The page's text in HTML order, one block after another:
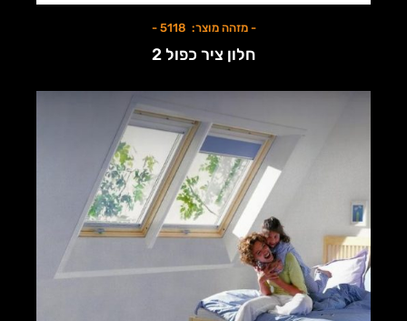
- מזהה מוצר: 5118 -
חלון ציר כפול 2